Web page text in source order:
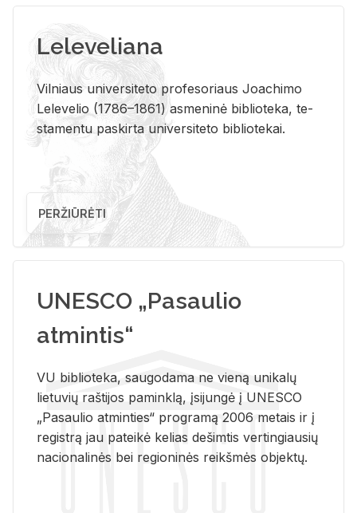
Leleveliana
Vil­niaus uni­ver­si­te­to pro­fe­so­riaus Jo­a­chi­mo
Le­le­ve­lio (1786–1861) as­me­ni­nė bi­b­lio­te­ka, te­
sta­men­tu pa­skir­ta uni­ver­si­te­to bi­b­lio­te­kai.
PERŽIŪRĖTI
UNESCO „Pasaulio
atmintis“
VU biblioteka, saugodama ne vieną unikalų
lietuvių raštijos paminklą, įsijungė į UNESCO
„Pasaulio atminties“ programą 2006 metais ir į
registrą jau pateikė kelias dešimtis vertingiausių
nacionalinės bei regioninės reikšmės objektų.